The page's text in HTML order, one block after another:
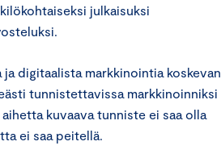
julkaisuksi
digitaalista markkinointia koskevan
tunnistettavissa markkinoinniksi
kuvaava tunniste ei saa olla
ei saa peitellä.